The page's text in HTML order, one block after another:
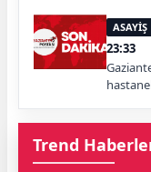
ASAYİŞ
23:33
Trend